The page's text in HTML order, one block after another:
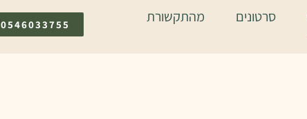
סרטונים
מהתקשורת
0546033755